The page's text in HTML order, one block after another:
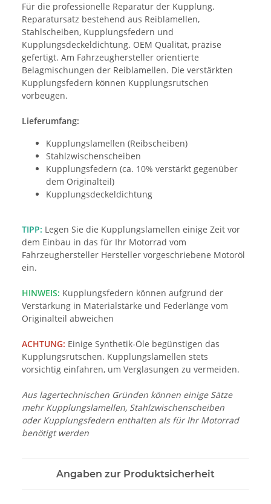
Für die professionelle Reparatur der Kupplung.
Reparatursatz bestehend aus Reiblamellen,
Stahlscheiben, Kupplungsfedern und
Kupplungsdeckeldichtung. OEM Qualität, präzise
gefertigt. Am Fahrzeughersteller orientierte
Belagmischungen der Reiblamellen. Die verstärkten
Kupplungsfedern können Kupplungsrutschen
vorbeugen.
Lieferumfang:
Kupplungslamellen (Reibscheiben)
Stahlzwischenscheiben
Kupplungsfedern (ca. 10% verstärkt gegenüber
dem Originalteil)
Kupplungsdeckeldichtung
TIPP: Legen Sie die Kupplungslamellen einige Zeit vor
dem Einbau in das für Ihr Motorrad vom
Fahrzeughersteller Hersteller vorgeschriebene Motoröl
ein.
HINWEIS: Kupplungsfedern können aufgrund der
Verstärkung in Materialstärke und Federlänge vom
Originalteil abweichen
ACHTUNG: Einige Synthetik-Öle begünstigen das
Kupplungsrutschen. Kupplungslamellen stets
vorsichtig einfahren, um Verglasungen zu vermeiden.
Aus lagertechnischen Gründen können einige Sätze
mehr Kupplungslamellen, Stahlzwischenscheiben
oder Kupplungsfedern enthalten als für Ihr Motorrad
benötigt werden
Angaben zur Produktsicherheit